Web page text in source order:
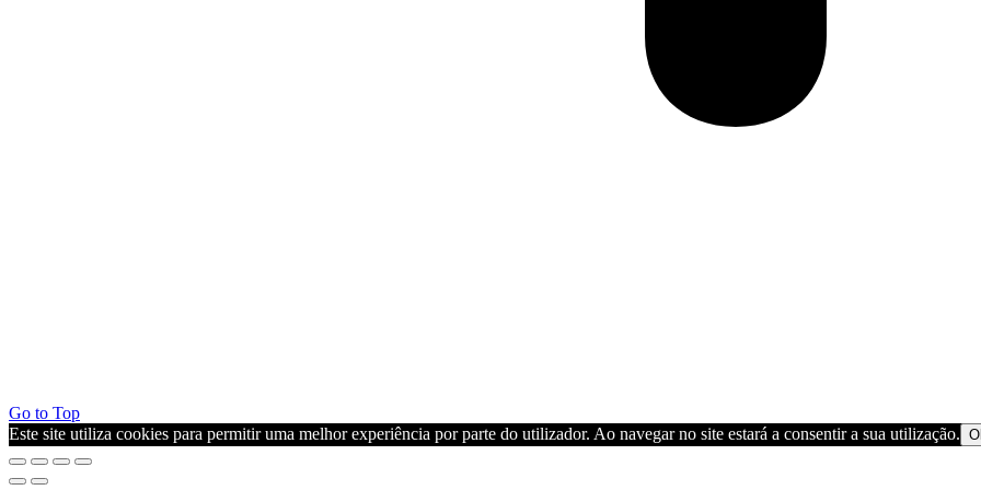
Go to Top
Este site utiliza cookies para permitir uma melhor experiência por parte do utilizador. Ao navegar no site estará a consentir a sua utilização.